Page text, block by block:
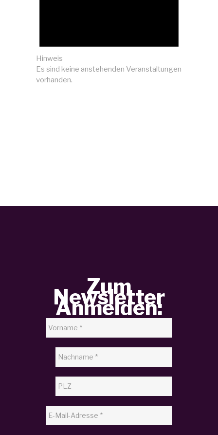
Hinweis
Es sind keine anstehenden Veranstaltungen
vorhanden.
Zum
Newsletter
Anmelden: